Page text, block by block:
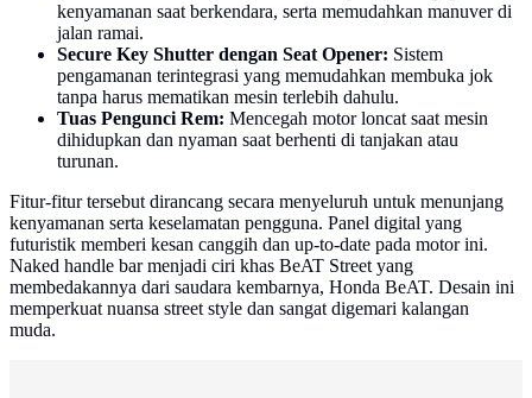
kenyamanan saat berkendara, serta memudahkan manuver di
jalan ramai.
Secure Key Shutter dengan Seat Opener: Sistem
pengamanan terintegrasi yang memudahkan membuka jok
tanpa harus mematikan mesin terlebih dahulu.
Tuas Pengunci Rem: Mencegah motor loncat saat mesin
dihidupkan dan nyaman saat berhenti di tanjakan atau
turunan.
Fitur-fitur tersebut dirancang secara menyeluruh untuk menunjang
kenyamanan serta keselamatan pengguna. Panel digital yang
futuristik memberi kesan canggih dan up-to-date pada motor ini.
Naked handle bar menjadi ciri khas BeAT Street yang
membedakannya dari saudara kembarnya, Honda BeAT. Desain ini
memperkuat nuansa street style dan sangat digemari kalangan
muda.